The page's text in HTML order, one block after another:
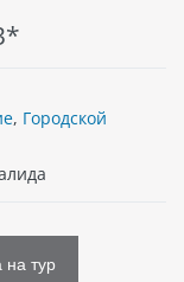
, Городской
на тур